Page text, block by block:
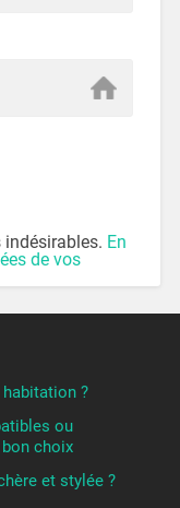
indésirables. En
de vos
?
ou
choix
et stylée ?